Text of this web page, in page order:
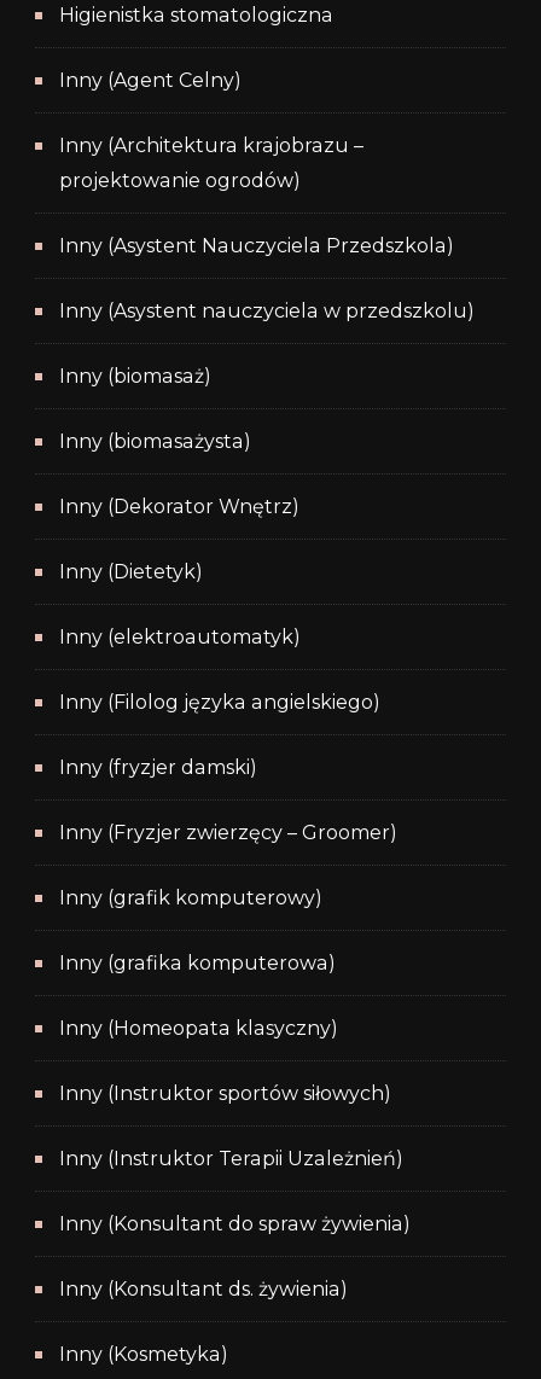
Higienistka stomatologiczna
Inny (Agent Celny)
Inny (Architektura krajobrazu –
projektowanie ogrodów)
Inny (Asystent Nauczyciela Przedszkola)
Inny (Asystent nauczyciela w przedszkolu)
Inny (biomasaż)
Inny (biomasażysta)
Inny (Dekorator Wnętrz)
Inny (Dietetyk)
Inny (elektroautomatyk)
Inny (Filolog języka angielskiego)
Inny (fryzjer damski)
Inny (Fryzjer zwierzęcy – Groomer)
Inny (grafik komputerowy)
Inny (grafika komputerowa)
Inny (Homeopata klasyczny)
Inny (Instruktor sportów siłowych)
Inny (Instruktor Terapii Uzależnień)
Inny (Konsultant do spraw żywienia)
Inny (Konsultant ds. żywienia)
Inny (Kosmetyka)